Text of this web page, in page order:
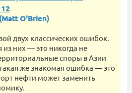
O'Brien)
двух классических ошибок.
из них — это никогда не
споры в Азии
же знакомая ошибка — это
нефти может заменить